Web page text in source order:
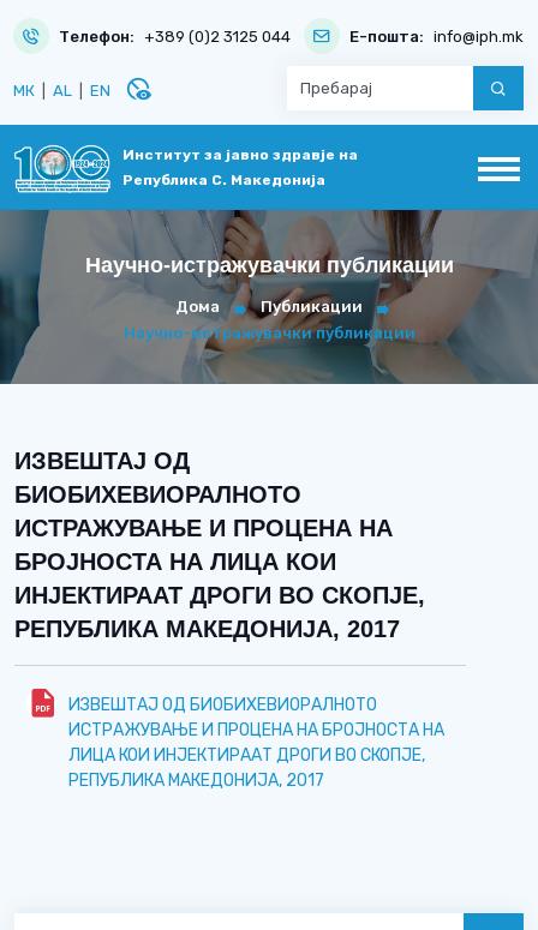
Телефон: +389 (0)2 3125 044 Е-пошта: info@iph.mk
МК AL EN disabled_visible
Институт за јавно здравје на
Република С. Македонија
Научно-истражувачки публикации
Дома
Публикации
Научно-истражувачки публикации
ИЗВЕШТАЈ ОД
БИОБИХЕВИОРАЛНОТО
ИСТРАЖУВАЊЕ И ПРОЦЕНА НА
БРОЈНОСТА НА ЛИЦА КОИ
ИНЈЕКТИРААТ ДРОГИ ВО СКОПЈЕ,
РЕПУБЛИКА МАКЕДОНИЈА, 2017
ИЗВЕШТАЈ ОД БИОБИХЕВИОРАЛНОТО
ИСТРАЖУВАЊЕ И ПРОЦЕНА НА БРОЈНОСТА НА
ЛИЦА КОИ ИНЈЕКТИРААТ ДРОГИ ВО СКОПЈЕ,
РЕПУБЛИКА МАКЕДОНИЈА, 2017